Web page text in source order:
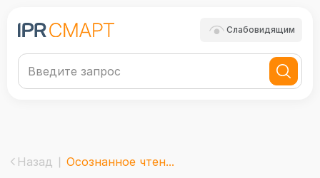
Слабовидящим
Назад Осознанное чтен...